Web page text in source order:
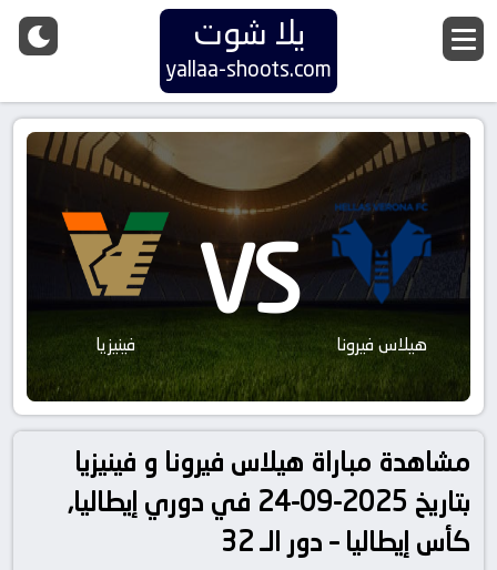
يلا شوت
yallaa-shoots.com
هيلاس فيرونا VS فينيزيا
مشاهدة مباراة هيلاس فيرونا و فينيزيا
بتاريخ 2025-09-24 في دوري إيطاليا,
كأس إيطاليا – دور الـ 32